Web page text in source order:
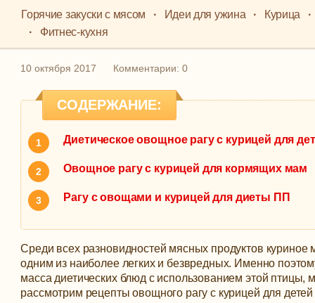
Горячие закуски с мясом · Идеи для ужина · Курица
·
·
Фитнес-кухня
10 октября 2017 Комментарии: 0
СОДЕРЖАНИЕ:
Диетическое овощное рагу с курицей для
Овощное рагу с курицей для кормящих мам
Рагу с овощами и курицей для диеты ПП
Среди всех разновидностей мясных продуктов куриное
одним из наиболее легких и безвредных. Именно
масса диетических блюд с использованием этой птицы,
рассмотрим рецепты овощного рагу с курицей для детей